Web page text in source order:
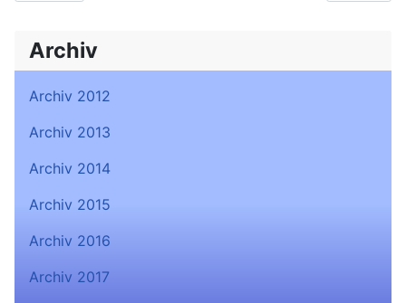
Archiv
Archiv 2012
Archiv 2013
Archiv 2014
Archiv 2015
Archiv 2016
Archiv 2017